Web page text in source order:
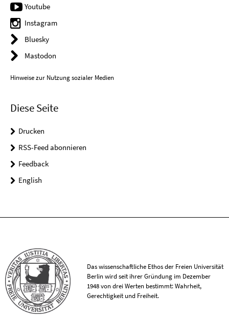
Youtube
Instagram
Bluesky
Mastodon
Hinweise zur Nutzung sozialer Medien
Diese Seite
Drucken
RSS-Feed abonnieren
Feedback
English
Das wissenschaftliche Ethos der Freien Universität
Berlin wird seit ihrer Gründung im Dezember
1948 von drei Werten bestimmt: Wahrheit,
Gerechtigkeit und Freiheit.